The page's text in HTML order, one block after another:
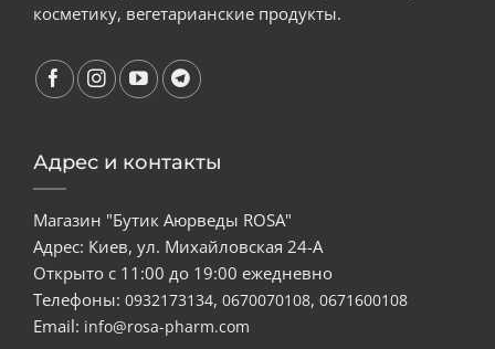
косметику, вегетарианские продукты.
Адрес и контакты
Магазин "Бутик Аюрведы ROSA"
Адрес: Киев, ул. Михайловская 24-А
Открыто с 11:00 до 19:00 ежедневно
Телефоны: 0932173134, 0670070108, 0671600108
Email: info@rosa-pharm.com